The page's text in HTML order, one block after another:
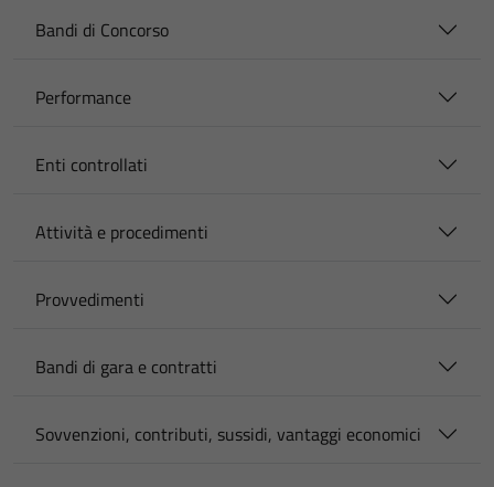
Bandi di Concorso
Performance
Enti controllati
Attività e procedimenti
Provvedimenti
Bandi di gara e contratti
Sovvenzioni, contributi, sussidi, vantaggi economici